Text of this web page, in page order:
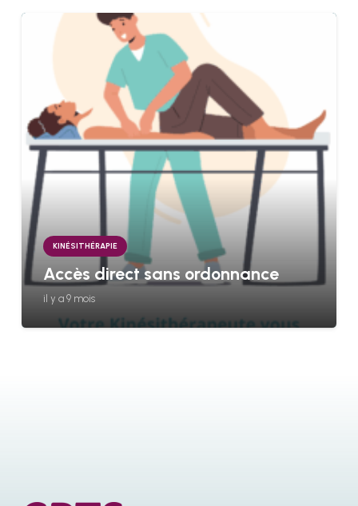
KINÉSITHÉRAPIE
Accès direct sans ordonnance
il y a 9 mois